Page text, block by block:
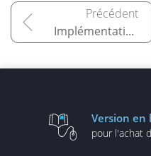
Implémentation des autres méthodologies
Version en
pour l'achat